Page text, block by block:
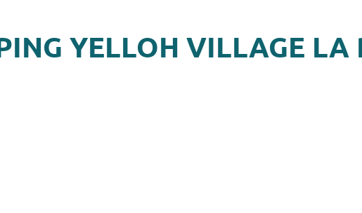
YELLOH VILLAGE LA